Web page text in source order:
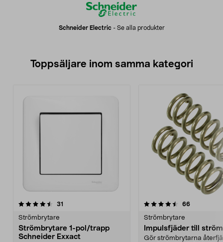
Schneider Electric- Se alla produkter
Toppsäljare inom samma kategori
31
Strömbrytare
Strömbrytare 1-pol/trapp
Schneider Exxact
4.5 av 5 stjärnor 66recensioner
Strömbrytare
Impulsfjäder till
Gör strömbrytarna
4.5 av 5 stjärnor